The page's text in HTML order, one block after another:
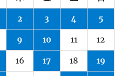
2 3 4 5
9 10 11 12
16 17 18 19